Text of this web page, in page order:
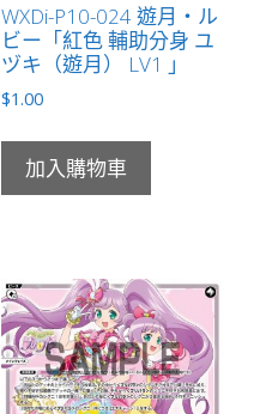
WXDi-P10-024 遊月・ル
ビー「紅色 輔助分身 ユ
ヅキ（遊月） LV1 」
$1.00
加入購物車